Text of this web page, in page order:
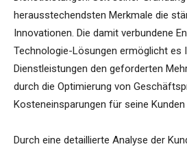
herausstechendsten Merkmale die
Innovationen. Die damit verbundene
Technologie-Lösungen ermöglicht es
Dienstleistungen den geforderten
durch die Optimierung von
Kosteneinsparungen für seine Kunden
Durch eine detaillierte Analyse der